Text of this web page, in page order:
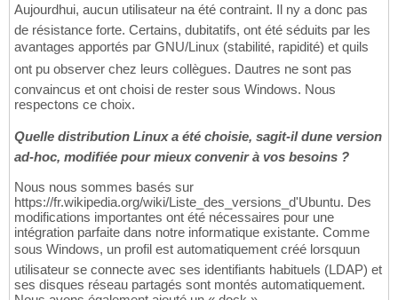
Aujourdhui, aucun utilisateur na été contraint. Il ny a donc pas
de résistance forte. Certains, dubitatifs, ont été séduits par les
avantages apportés par GNU/Linux (stabilité, rapidité) et quils
ont pu observer chez leurs collègues. Dautres ne sont pas
convaincus et ont choisi de rester sous Windows. Nous
respectons ce choix.
Quelle distribution Linux a été choisie, sagit-il dune version
ad-hoc, modifiée pour mieux convenir à vos besoins ?
Nous nous sommes basés sur
https://fr.wikipedia.org/wiki/Liste_des_versions_d'Ubuntu. Des
modifications importantes ont été nécessaires pour une
intégration parfaite dans notre informatique existante. Comme
sous Windows, un profil est automatiquement créé lorsquun
utilisateur se connecte avec ses identifiants habituels (LDAP) et
ses disques réseau partagés sont montés automatiquement.